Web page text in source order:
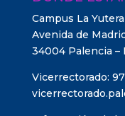
Campus La Yutera
Avenida de
34004 Palencia –
Vicerrectorado: